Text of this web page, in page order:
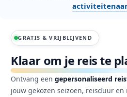
GRATIS & VRIJBLIJVEND
Klaar om je reis te
Ontvang eengepersonaliseerd
jouw gekozen seizoen, reisduur